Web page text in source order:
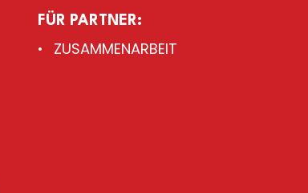
FÜR PARTNER:
ZUSAMMENARBEIT